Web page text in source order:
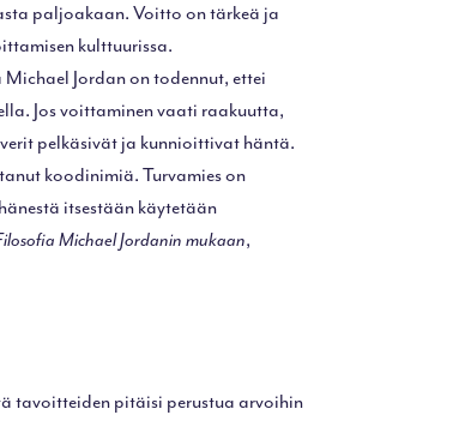
paljoakaan. Voitto on tärkeä ja
kulttuurissa.
Jordan on todennut, ettei
Jos voittaminen vaati raakuutta,
pelkäsivät ja kunnioittivat häntä.
koodinimiä. Turvamies on
itsestään käytetään
Michael Jordanin mukaan,
tavoitteiden pitäisi perustua arvoihin